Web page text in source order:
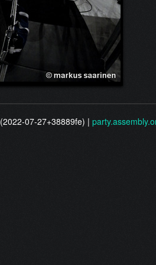
(2022-07-27+38889fe) |